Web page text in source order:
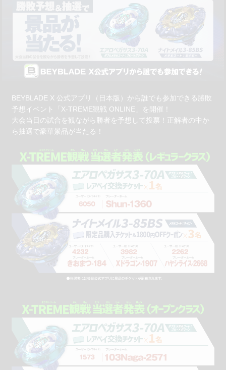
BEYBLADE X 公式アプリ（日本版）から誰でも参加できる勝敗
予想イベント「X-TREME観戦 ONLINE」を開催！
大会当日の試合を観ながら勝者を予想して投票！正解者の中か
ら抽選で豪華景品が当たる！